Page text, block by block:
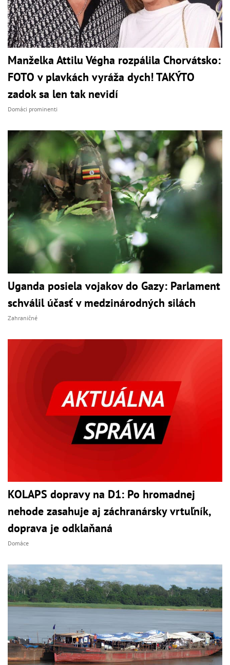
Manželka Attilu Végha rozpálila Chorvátsko:
FOTO v plavkách vyráža dych! TAKÝTO
zadok sa len tak nevidí
Domáci prominenti
Uganda posiela vojakov do Gazy: Parlament
schválil účasť v medzinárodných silách
Zahraničné
KOLAPS dopravy na D1: Po hromadnej
nehode zasahuje aj záchranársky vrtuľník,
doprava je odklaňaná
Domáce